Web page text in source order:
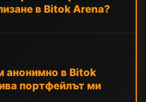
в Bitok Arena?
анонимно в Bitok
портфейлът ми